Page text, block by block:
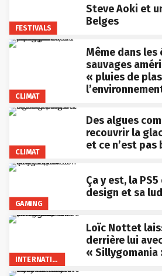
FESTIVALS
Steve Aoki et
Belges
CLIMAT
Même dans les
sauvages
« pluies de
CLIMAT
Des algues
recouvrir la
et ce n’est pas
GAMING
Ça y est, la
design et sa
INTERNATIONAL
Loïc Nottet
derrière lui
«